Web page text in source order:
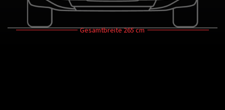
Gesamtbreite265 cm